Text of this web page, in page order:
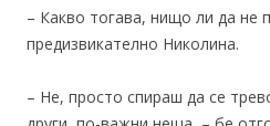
– Какво тогава, нищо ли да не
предизвикателно Николина.
– Не, просто спираш да се